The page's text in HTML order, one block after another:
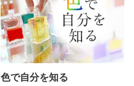
色で自分を知る